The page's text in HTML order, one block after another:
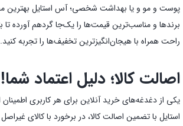
پوست و مو و یا بهداشت شخصی؛ آس استایل بهترین
برندها و مناسب‌ترین قیمت‌ها را یک‌جا گردهم آورده
راحت همراه با هیجان‌انگیز‌ترین تخفیف‌ها را تجربه کنید.
اصالت کالا؛ دلیل اعتماد شما!
یکی از دغدغه‌های خرید آنلاین برای هر کاربری
استایل با تضمین اصالت کالا، در برخورد با کالای